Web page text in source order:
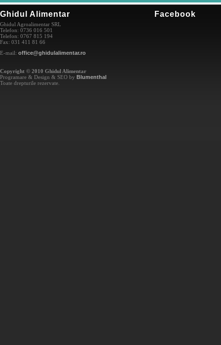
Ghidul Alimentar
Ghidul Agroalimentar SRL
Telefon: 0736 016 501
Telefon: 0767 815 194
Fax: 031 411 81 66
E-mail: office@ghidulalimentar.ro
Copyright © 2010 Ghidul Alimentar
Programare & Design & SEO by Blumenthal
Toate drepturile rezervate.
Facebook